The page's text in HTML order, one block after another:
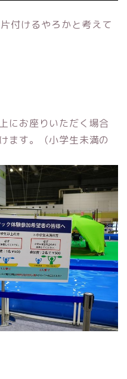
付けるやろかと考えて
にお座りいただく場合
ます。（小学生未満の